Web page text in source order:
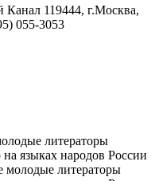
Канал 119444, г.Москва,
055-3053
литераторы
на языках народов России